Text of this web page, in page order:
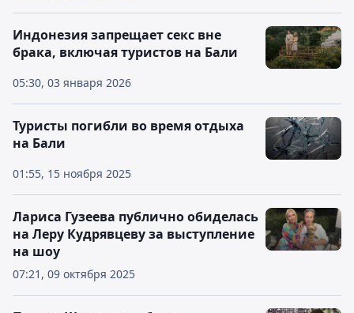
05:30, 03 января 2026
Индонезия запрещает секс вне
брака, включая туристов на Бали
01:55, 15 ноября 2025
Туристы погибли во время отдыха
на Бали
07:21, 09 октября 2025
Лариса Гузеева публично обиделась
на Леру Кудрявцеву за выступление
на шоу